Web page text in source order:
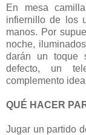
En mesa
infiernillo de los
manos. Por
noche,
darán un toque
defecto, un
complemento
QUÉ HACER
Jugar un partido